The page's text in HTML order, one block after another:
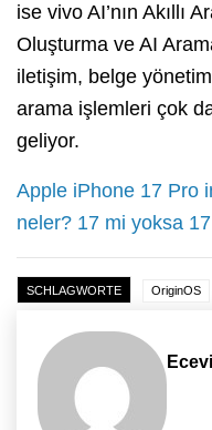
ise vivo AI’nın Akıllı
Oluşturma ve AI
iletişim, belge
arama işlemleri çok
geliyor.
Apple iPhone 17 Pro
neler? 17 mi yoksa
SCHLAGWORTE OriginOS